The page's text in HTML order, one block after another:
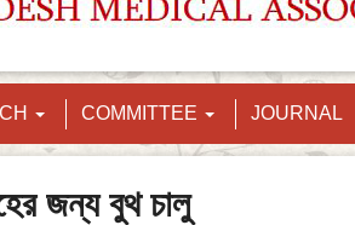
COMMITTEE JOURNAL
জন্য বুথ চালু